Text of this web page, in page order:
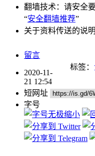
翻墙技术：请安全
“安全翻墙推荐”
关于资料传送的说
留言
标签：
2020-11-
21 12:54
短网址
字号